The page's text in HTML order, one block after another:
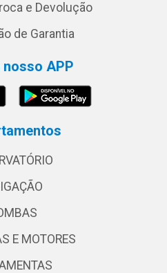
e Devolução
de Garantia
nosso APP
E MOTORES